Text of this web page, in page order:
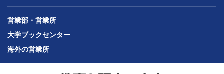
営業部・営業所
大学ブックセンター
海外の営業所